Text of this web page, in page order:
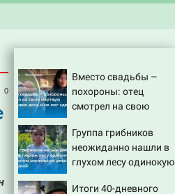
0
Вместо свадьбы –
похороны: отец
смотрел на свою
дочь и не мог
сдержать слезы
Группа грибников
неожиданно нашли в
глухом лесу одинокую
маленькую девочку с
Итоги 40-дневного